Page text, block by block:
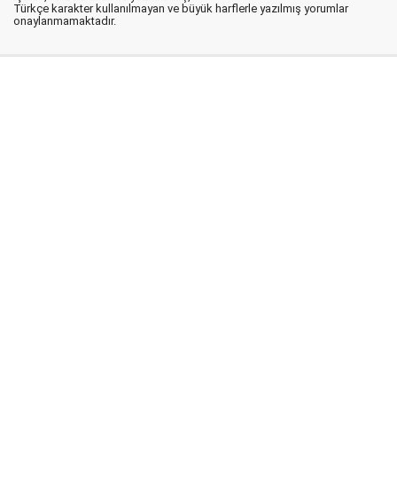
Türkçe karakter kullanılmayan ve büyük harflerle yazılmış yorumlar
onaylanmamaktadır.